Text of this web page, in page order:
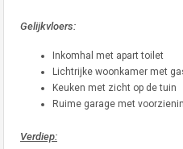
Gelijkvloers:
Inkomhal met apart toilet
Lichtrijke woonkamer met
Keuken met zicht op de tuin
Ruime garage met
Verdiep: